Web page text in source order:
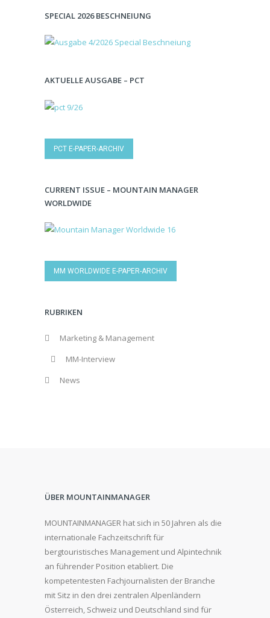
SPECIAL 2026 BESCHNEIUNG
AKTUELLE AUSGABE – PCT
PCT E-PAPER-ARCHIV
CURRENT ISSUE – MOUNTAIN MANAGER
WORLDWIDE
MM WORLDWIDE E-PAPER-ARCHIV
RUBRIKEN
Marketing & Management
MM-Interview
News
ÜBER MOUNTAINMANAGER
MOUNTAINMANAGER hat sich in 50 Jahren als die
internationale Fachzeitschrift für
bergtouristisches Management und Alpintechnik
an führender Position etabliert. Die
kompetentesten Fachjournalisten der Branche
mit Sitz in den drei zentralen Alpenländern
Österreich, Schweiz und Deutschland sind für